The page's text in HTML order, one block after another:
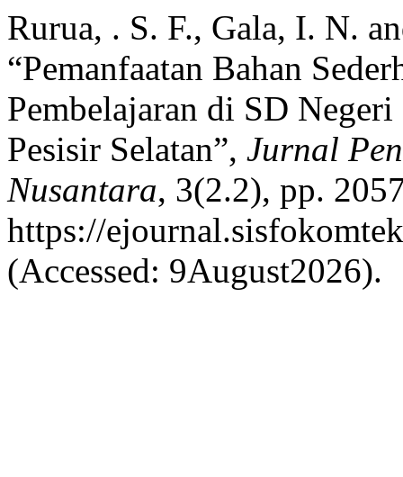
Rurua, . S. F., Gala, I. N.
“Pemanfaatan Bahan
Pembelajaran di SD
Pesisir Selatan”, Jurnal
Nusantara, 3(2.2), pp.
https://
(Accessed: 9August2026).